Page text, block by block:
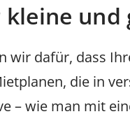
Industrie
wir dafür, dass
die in
– wie man mit